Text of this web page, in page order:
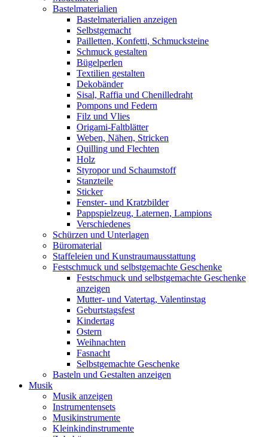
Bastelmaterialien
Bastelmaterialien anzeigen
Selbstgemacht
Pailletten, Konfetti, Schmucksteine
Schmuck gestalten
Bügelperlen
Textilien gestalten
Dekobänder
Sisal, Raffia und Chenilledraht
Pompons und Federn
Filz und Vlies
Origami-Faltblätter
Weben, Nähen, Stricken
Quilling und Flechten
Holz
Styropor und Schaumstoff
Stanzteile
Sticker
Fenster- und Kratzbilder
Pappspielzeug, Laternen, Lampions
Verschiedenes
Schürzen und Unterlagen
Büromaterial
Staffeleien und Kunstraumausstattung
Festschmuck und selbstgemachte Geschenke
Festschmuck und selbstgemachte Geschenke
anzeigen
Mutter- und Vatertag, Valentinstag
Geburtstagsfest
Kindertag
Ostern
Weihnachten
Fasnacht
Selbstgemachte Geschenke
Basteln und Gestalten anzeigen
Musik
Musik anzeigen
Instrumentensets
Musikinstrumente
Kleinkindinstrumente